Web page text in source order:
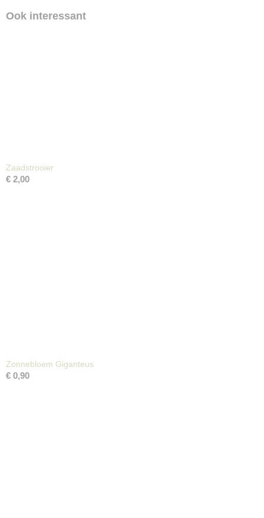
Ook interessant
Zaadstrooier
€ 2,00
Zonnebloem Giganteus
€ 0,90